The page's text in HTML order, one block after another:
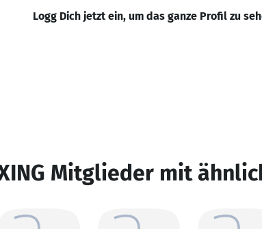
Logg Dich jetzt ein, um das ganze Profil zu
Mitglieder mit